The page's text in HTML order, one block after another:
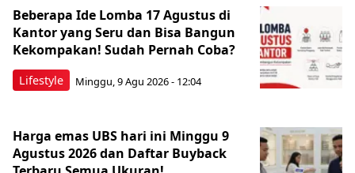
Lifestyle
Beberapa Ide Lomba 17 Agustus di
Kantor yang Seru dan Bisa Bangun
Kekompakan! Sudah Pernah Coba?
Minggu, 9 Agu 2026 - 12:04
Harga emas UBS hari ini Minggu 9
Agustus 2026 dan Daftar Buyback